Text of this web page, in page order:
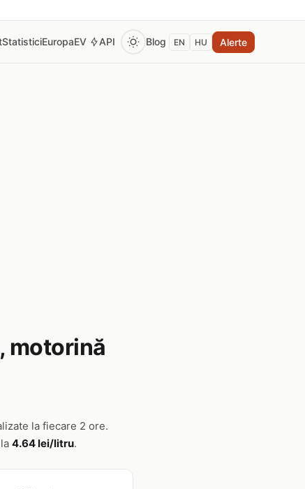
StatisticiEuropaEV API Blog EN HU Alerte
motorină
la fiecare 2 ore.
4.64 lei/litru.